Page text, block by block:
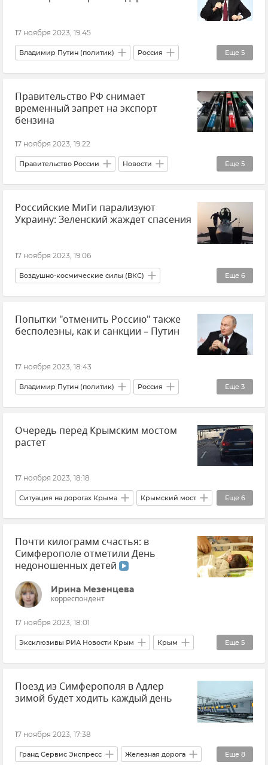
Безопасность Республики Крым и Севастополя
Воздушно-космические силы (ВКС)
17 ноября 2023, 19:45
Еще 5
Владимир Путин (политик) Россия
Эмир Кустурица Культура Кино
Сербия Искусство
Правительство РФ снимает
временный запрет на экспорт
бензина
17 ноября 2023, 19:22
Еще 5
Правительство России Новости
Россия Топливо Бензин
Цены и тарифы
Российские МиГи парализуют
Украину: Зеленский жаждет спасения
17 ноября 2023, 19:06
Еще 6
Воздушно-космические силы (ВКС)
Авиация Россия
Гиперзвуковые ракеты "Кинжал"
Украина
Владимир Зеленский
Попытки "отменить Россию" также
бесполезны, как и санкции – Путин
17 ноября 2023, 18:43
Еще 3
Владимир Путин (политик) Россия
Культура Общество Новости
Очередь перед Крымским мостом
растет
17 ноября 2023, 18:18
Еще 6
Ситуация на дорогах Крыма Крымский мост
Логистика Транспорт Крым
Керчь Тамань Краснодарский край
Почти килограмм счастья: в
Симферополе отметили День
недоношенных детей
Ирина Мезенцева
корреспондент
17 ноября 2023, 18:01
Еще 5
Эксклюзивы РИА Новости Крым Крым
Симферополь Бахчисарай
Крымский перинатальный центр
Здоровье
Поезд из Симферополя в Адлер
зимой будет ходить каждый день
17 ноября 2023, 17:38
Еще 8
Гранд Сервис Экспресс Железная дорога